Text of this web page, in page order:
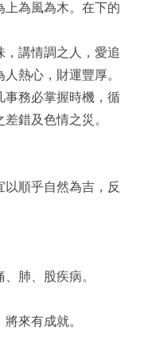
上為風為木。在下的
講情調之人，愛追
熱心，財運豐厚。
事務必掌握時機，循
錯及色情之災。
順乎自然為吉，反
肺、股疾病。
來有成就。